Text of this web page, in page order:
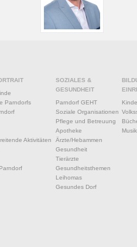
Parndorfs
Aktivitäten
SOZIALES &
GESUNDHEIT
Parndorf GEHT
Soziale Organisationen
Pflege und Betreuung
Apotheke
Ärzte/Hebammen
Gesundheit
Tierärzte
Gesundheitsthemen
Leihomas
Gesundes Dorf